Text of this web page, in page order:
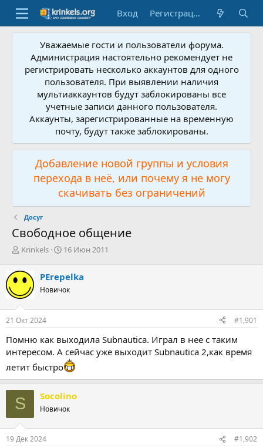
Вход Регистрация
Уважаемые гости и пользователи форума.
Администрация настоятельно рекомендует не
регистрировать несколько аккаунтов для одного
пользователя. При выявлении наличия
мультиаккаунтов будут заблокированы все
учетные записи данного пользователя.
Аккаунты, зарегистрированные на временную
почту, будут также заблокированы.
Добавление новой группы и условия
перехода в неё, или почему я не могу
скачивать без ограничений
Досуг
Свободное общение
А
т
о
р
т
е
м
Krinkels
Д
а
н
ч
а
16 Июн 2011
PErepelka
Новичок
21 Окт 2024 #1,901
Помню как выходила Subnautica. Играл в нее с таким
интересом. А сейчас уже выходит Subnautica 2,как время
летит быстро
S Socolino
Новичок
19 Дек 2024 #1,902